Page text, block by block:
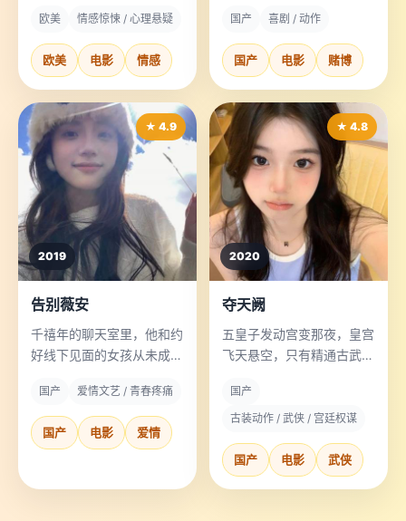
一千万。
欧美 情感惊悚 / 心理悬疑
欧美 电影 情感
国产 喜剧 / 动作
国产 电影 赌博
★ 4.9
2019
告别薇安
千禧年的聊天室里，他和约
好线下见面的女孩从未成功
什么。
国产 爱情文艺 / 青春疼痛
国产 电影 爱情
★ 4.8
2020
夺天阙
五皇子发动宫变那夜，皇宫
飞天悬空，只有精通古武术
皇城落地。
国产
古装动作 / 武侠 / 宫廷权谋
国产 电影 武侠